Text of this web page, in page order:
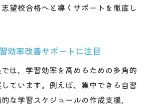
望校合格へと導くサポートを徹底し
効率改善サポートに注目
は、学習効率を高めるための多角的
ています。例えば、集中できる自習
な学習スケジュールの作成支援、